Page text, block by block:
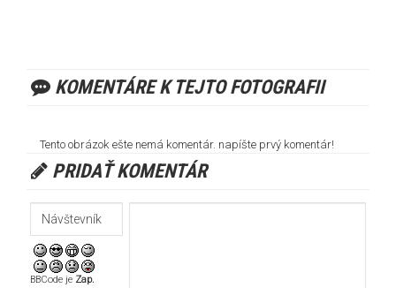
KOMENTÁRE K TEJTO FOTOGRAFII
Tento obrázok ešte nemá komentár. napíšte prvý komentár!
PRIDAŤ KOMENTÁR
BBCode je Zap.